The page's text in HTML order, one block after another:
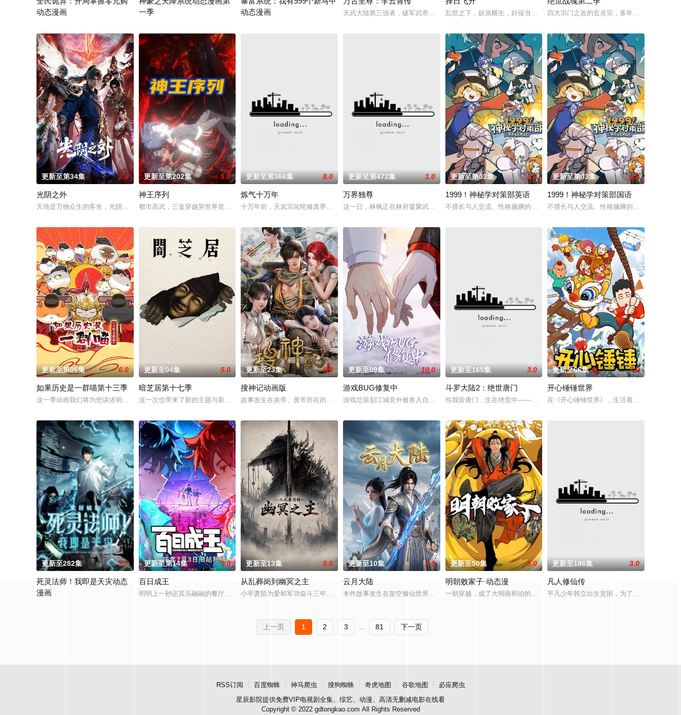
动态漫画
一季
动态漫画
天武大陆第三强者，破军武帝古飞扬被世界规则所限，修为困在九天武帝境多年，难以突破。为了摆脱困境，借助
乱世之下，妖祟横生，奸佞当道。又值幽界入侵，人、幽两界势力荼毒人间，
四大宗门之首的玄灵宗，多年来第一次来临
更新至第34集 2.0
光阴之外
天地是万物众生的客舍，光阴是古往今来的过客。残面张开诡异之眼，所视之处生灵涂炭，化为永恒的禁区。残酷末世之下，人如刍狗，少年许青为生存狠辣前行。
更新至第202集 5.0
神王序列
都市高武，三金穿越异世界觉醒最强序列003“鲜血君王”，不仅可以无视一切痛觉，还可以将血液变成任何武器，更夸张的是每次击杀妖魔，血液强度就能永久增加！
更新至第366集 8.0
炼气十万年
十万年前，天岚宗叱咤修真界，宗内弟子皆是天骄，所向披靡。唯独开山弟子徐阳一直是炼气期，为突破修为早日飞升，徐阳闭关万年。谁知出关时，
更新至第472集 1.0
万界独尊
这一日，林枫正在林府凝聚武魂，不想，他才刚将剑武魂修炼成雏形，未婚妻姬漫夭就趁机夺走了他的武魂，还导
更新至第03集 2.0
1999！神秘学对策部英语
不擅长与人交流、性格腼腆的马库斯在一场乌龙中意外成为了“神秘学事件对策
更新至第03集 8.0
1999！神秘学对策部国语
不擅长与人交流、性格腼腆的马库斯在一场
更新至第06集 6.0
如果历史是一群喵第十三季
这一季动画我们将为您讲述明朝前期的故事。明朝从元末乱世中浴火而生的大一统王朝，可在建国初期就面临着重重危机。是谁将明朝推上了巅峰？是谁斩断了国家的盛世？又是谁力
更新至04集 5.0
暗芝居第十七季
这一次也带来了新的主题与新的恐怖演出，充满了令人脊背发凉的故事。负责演唱片尾主题曲的二人歌谣组合“风轮”也会以声优的身份参加，成为本季的一大亮点。又出现在孩子们
更新至23集 6.0
搜神记动画版
故事发生在炎帝、黄帝所在的蛮荒时代。正值群雄逐鹿中原之际，天下公认的领袖——神农帝去世，金、木、水、火、土各族群雄皆蠢蠢欲动。波涛暗
更新至09集 10.0
游戏BUG修复中
游戏总策划江城意外被卷入自己设计的《诸神黄昏》游戏世界，与觉醒自我意识的最终BOSS苏夜被迫绑定，二人
更新至165集 3.0
斗罗大陆2：绝世唐门
你我皆唐门，生在绝世中——腾讯视频《斗罗大陆绝世唐门》动画正式启动！
更新至66集 7.0
开心锤锤世界
在《开心锤锤世界》，生活着乐观善良的少
更新至282集 5.0
死灵法师！我即是天灾动态
漫画
更新至第14集 3.0
百日成王
明明上一秒还其乐融融的餐厅，下一秒竟然血流成河……明明是爱民如子的君王下一秒竟然变成嗜血凶兽……“明”失去了一切在乎的人，这个糟糕的王真的很糟糕！我要向他复仇！
更新至13集 9.0
从乱葬岗到幽冥之主
小卒萧陌为爱和军功奋斗三年，却被恋人柳莺儿与将军之子赵昊联手背叛，残忍杀害后抛尸乱葬岗。濒死之际，他唤醒了上古魔刀“幽冥”，获得驱使阴兵
更新至10集 2.0
云月大陆
本作故事发生在架空修仙世界——云月大陆。大陆鼎盛时期由浣溪沙、赤霞峰、风吟山庄、无尘岛、轩辕门五大宗
更新至50集 5.0
明朝败家子·动态漫
一朝穿越，成了大明南和伯的独子，一个京城恶少，十足的人渣败类，败家子中
更新至186集 3.0
凡人修仙传
平凡少年韩立出生贫困，为了让家人过上更
上一页 1 2 3 ... 81 下一页
RSS订阅 百度蜘蛛 神马爬虫 搜狗蜘蛛 奇虎地图 谷歌地图
必应爬虫
星辰影院提供免费VIP电视剧全集、综艺、动漫、高清无删减电影在线看
Copyright © 2022 gdtongkao.com All Rights Reserved